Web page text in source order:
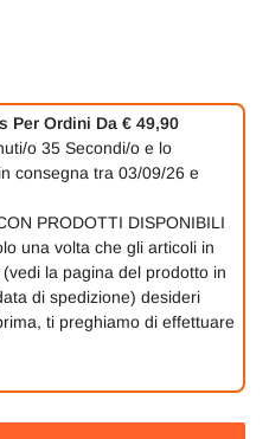
Per Ordini Da € 49,90
o 35 Secondi/o e lo
consegna tra 03/09/26 e
PRODOTTI DISPONIBILI
una volta che gli articoli in
la pagina del prodotto in
di spedizione) desideri
ti preghiamo di effettuare